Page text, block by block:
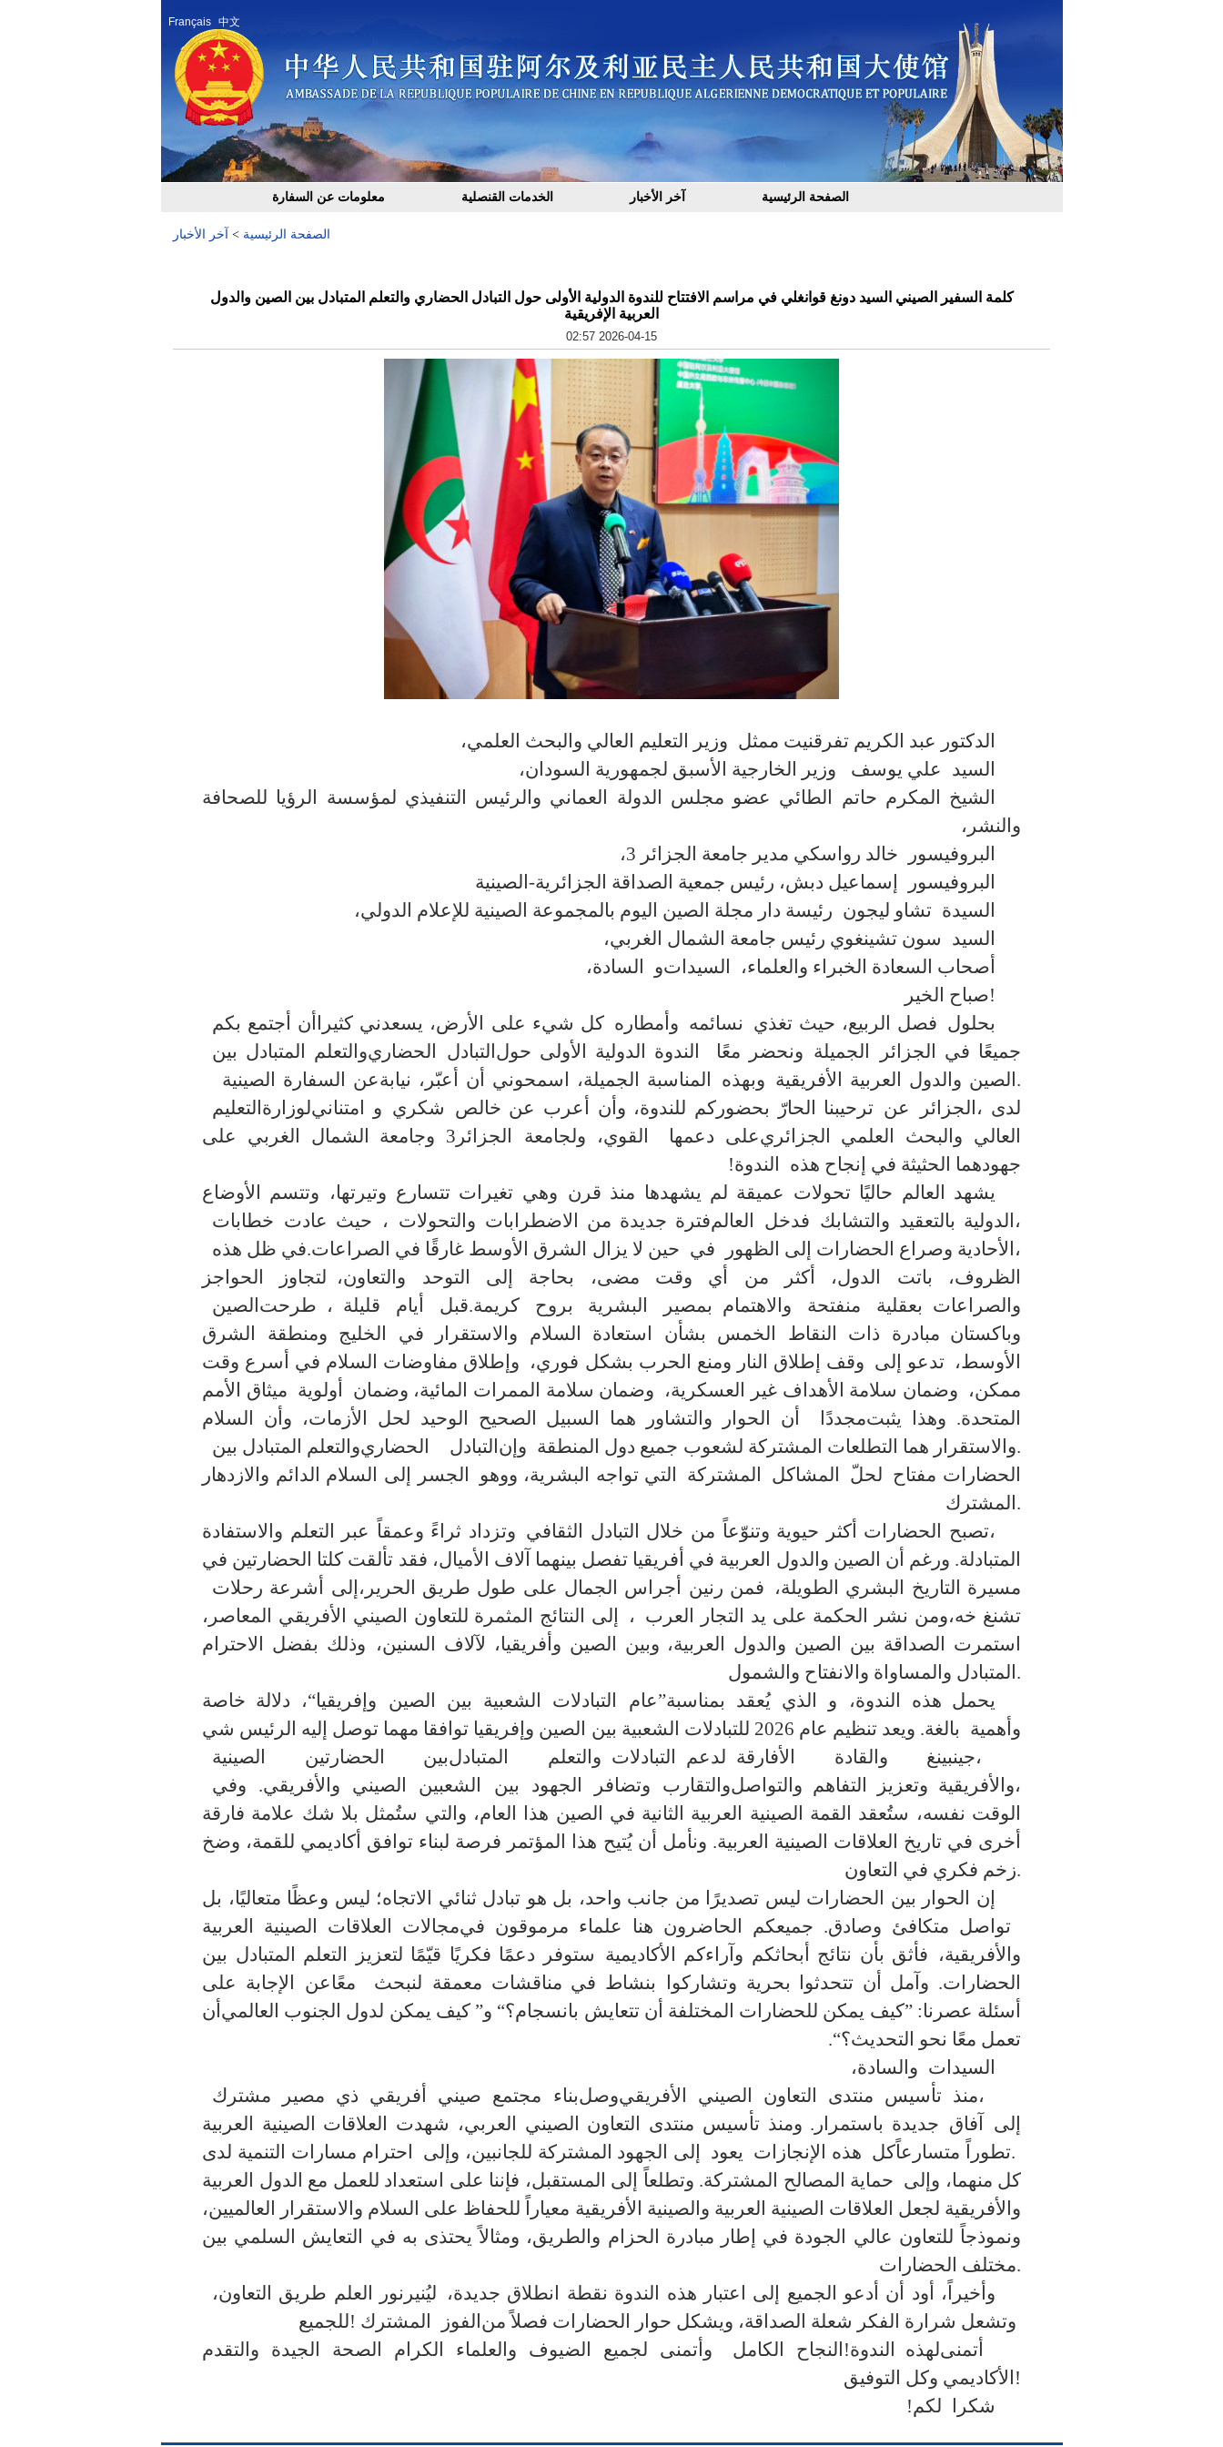
Français 中文
معلومات عن السفارة الخدمات القنصلية آخر الأخبار الصفحة الرئيسية
الصفحة الرئيسية > آخر الأخبار
كلمة السفير الصيني السيد دونغ قوانغلي في مراسم الافتتاح للندوة الدولية الأولى حول التبادل الحضاري والتعلم المتبادل بين الصين والدول
العربية الإفريقية
2026-04-15 02:57
الدكتور عبد الكريم تفرقنيت ممثل وزير التعليم العالي والبحث العلمي،
السيد علي يوسف وزير الخارجية الأسبق لجمهورية السودان،
الشيخ
المكرم حاتم الطائي عضو مجلس الدولة العماني والرئيس التنفيذي لمؤسسة الرؤيا للصحافة
والنشر،
البروفيسور
خالد رواسكي مدير جامعة الجزائر 3
،
البروفيسور
إسماعيل دبش، رئيس جمعية الصداقة الجزائرية-الصينية
السيدة تشاو ليجون رئيسة دار مجلة الصين اليوم بالمجموعة الصينية للإعلام الدولي،
السيد سون تشينغوي رئيس جامعة الشمال الغربي،
أصحاب السعادة الخبراء والعلماء، السيداتو السادة،
صباح الخير!
بحلول فصل الربيع، حيثتغذي نسائمه و مطار ه كل شيء على الأرض، يسعدني كثيرا
جميعًا في الجزائر
الجميلة ونحضر معًا التبادل الحضار ي
الصين والدول العربية الأفريقية.
وبهذه المناسبة الجميلة، اسمحوني أن أعبّر، نيابةعن السفارة الصينية
لدى الجزائر، عن ترحيبنا الحارّ بحضوركم للندوة، وأن أعرب عن خالص شكري و لوزارة
العالي والبحث العلمي
الجزائر يعلى دعمها القوي، ولجامعة الجزائر 3 وجامعة الشمال الغربي على
جهودهما الحثيثة في إنجاح هذه الندوة!
يشهد العالم حاليًا تحولات عميقة لم يشهدها منذ قرن وهي تغيرات تتسارع وتيرتها، وتتسم الأوضاع
الدولية بالتعقيد والتشابك،
فدخل العالمفترة جديدة من الاضطرابات والتحولات ، حيث عادت خطابات
الأحادية وصراع الحضارات إلى الظهور،
في حين لا يزال الشرق الأوسط غارقًا في الصراعات.
الظروف، باتت الدول، أكثر من أي وقت مضى، بحاجة إلى التوحد والتعاون، لتجاوز
الحواجز
والصراعات بعقلية منفتحة و الاهتمام بمصير البشرية بروح كريمة.قبل أيام قليلة ، طرحت
وباكستان مبادرة ذات النقاط الخمس بشأن استعادة السلام والاستقرار في الخليج ومنطقة الشرق
الأوسط، تدعو إلى وقف إطلاق النار ومنع الحرب بشكل فوري، وإطلاق مفاوضات السلام في أسرع وقت
ممكن، وضمان سلامة الأهداف غير العسكرية، وضمان سلامة الممرات المائية، وضمان أولوية ميثاق الأمم
المتحدة. وهذا يثبتمجددًا
أن الحوار والتشاور هما السبيل الصحيح الوحيد لحل الأزمات، وأن السلام
والاستقرار هما التطلعات المشتركة لشعوب جميع دول المنطقة.
وإن التبادل الحضاري
الحضارات مفتاح لحلّ المشاكل المشتر كة التي تواجه البشرية، ووهو
الجسر إلى السلام الدائم والازدهار
المشترك.
تصبح الحضارات أكثر حيوية وتنوّعاً من خلال التبادل الثقافي،
وتزداد ثراءً وعمقاً عبر التعلم والاستفادة
المتبادلة. ورغم أن الصين والدول العربية في أفريقيا تفصل بينهما آلاف الأميال، فقد تألقت كلتا الحضارتين في
مسيرة التاريخ البشري الطويلة، فمن رنين أجراس الجمال على طول طريق الحرير ،
تشنغ خه،ومن نشر الحكمة على يد التجار العرب ،
إلى النتائج المثمرة للتعاون الصيني الأفريقي المعاصر،
استمرت الصداقة بين الصين والدول العربية، وبين الصين وأفريقيا، لآلاف السنين، وذلك بفضل الاحترام
المتبادل والمساواة والانفتاح والشمول.
يحمل هذه الندوة، و ”عام التبادلات الشعبية بين الصين وإفريقيا“، دلالة خاصة
و أهمية بالغة. ويعد
تنظيم عام 2026 للتبادلات الشعبية بين الصين وإفريقيا توافقا مهما توصل إليه الرئيس شي
جينبينغ والقادة الأفارقة،
لدعم التبادلات والتعلم المتبادل
والأفريقية،
وتعزيز التفاهم والتواصل
الوقت نفسه، ستُعقد القمة الصينية العربية الثانية في الصين هذا العام، والتي ستُمثل بلا شك علامة فارقة
أخرى في تاريخ العلاقات الصينية العربية. ونأمل أن يُتيح هذا المؤتمر فرصة لبناء توافق أكاديمي للقمة، وضخ
زخم فكري في التعاون.
إن الحوار بين الحضارات ليس تصديرًا من جانب واحد، بل هو تبادل ثنائي الاتجاه؛ ليس وعظًا متعاليًا، بل
مجالات
العلاقات الصينية العربية
و الأفريقية، فأثق بأن نتائج أبحاثكم و آراءكم الأكاديمية ستوفر دعمًا فكريًا قيّمًا لتعزيز التعلم المتبادل بين
الحضارات. و آمل أن تتحدثوا بحرية وتشاركوا بنشاط لنبحث عن الإجابة على
أسئلة عصرنا: ”كيف يمكن للحضارات المختلفة أن تتعايش بانسجام؟“ و” كيف يمكن
أن
تعمل معًا نحو التحديث؟“.
السيدات والسادة،
منذ تأسيس منتدى التعاون الصيني الأفريقي،
وصلبناء مجتمع صيني أفريقي ذي مصير مشترك
إلى
آفاق جديدة باستمرار. ومنذ تأسيس منتدى التعاون الصيني العربي، شهدت العلاقات الصينية العربية
تطوراً متسارعاً.
كل هذه الإنجازات يعود إلى الجهود المشتركة للجانبين، و إلى
احترام مسارات التنمية لدى
كل منهما، و إلى حماية المصالح المشتركة. وتطلعاً إلى المستقبل، فإننا على استعداد للعمل مع الدول العربية
والأفريقية لجعل العلاقات الصينية العربية والصينية الأفريقية معياراً للحفاظ على السلام والاستقرار العالميين،
ونموذجاً للتعاون عالي الجودة في إطار مبادرة الحزام والطريق، ومثالاً يحتذى به في التعايش السلمي بين
مختلف الحضارات.
وأخيراً، أود أن أدعو الجميع إلى اعتبار هذه الندوة نقطة انطلاق جديدة، ليُنير
الفوز المشترك للجميع!
لهذه الندوةالنجاح الكامل! و أتمنى لجميع الضيوف والعلماء الكرام الصحة الجيدة والتقدم
الأكاديمي وكل التوفيق!
شكرا
لكم!